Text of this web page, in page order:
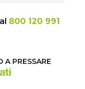
800 120 991
A PRESSARE